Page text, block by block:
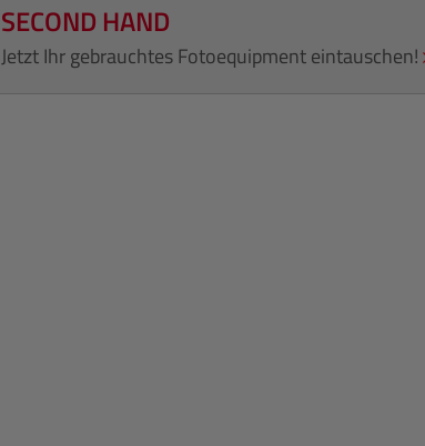
SECOND HAND
Jetzt Ihr gebrauchtes Fotoequipment eintauschen!